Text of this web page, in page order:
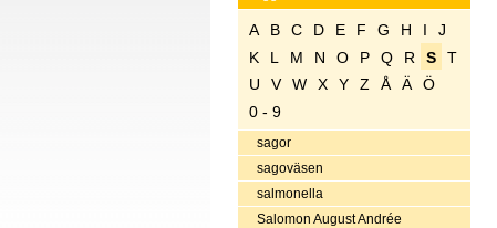
A B C D E F G H I
J
K
L M N O P Q R S
T
U
V W X Y Z Å Ä
Ö
0 - 9
sagor
sagoväsen
salmonella
Salomon August Andrée